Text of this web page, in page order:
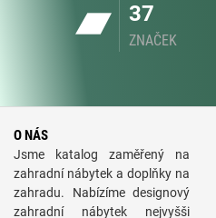
37
ZNAČEK
O NÁS
Jsme katalog zaměřený na
zahradní nábytek a doplňky na
zahradu. Nabízíme designový
zahradní nábytek nejvyšši